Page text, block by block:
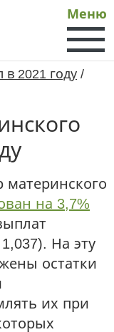
Меню
2021 году /
материнского
на 3,7%
На эту
остатки
их при